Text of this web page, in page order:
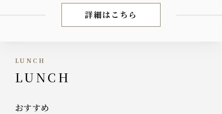
FOOD
詳細はこちら
LUNCH
LUNCH
おすすめ